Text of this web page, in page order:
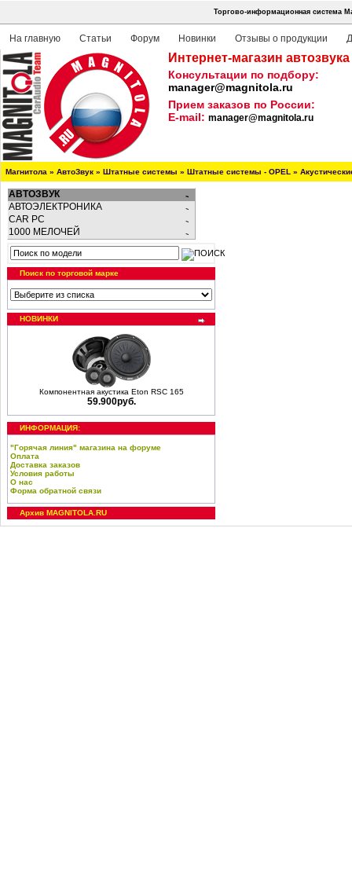
Торгово-информационная система
На главную Статьи Форум Новинки Отзывы о продукции
Интернет-магазин
Консультации по подбору:
manager@magnitola.ru
Прием заказов по России:
E-mail: manager@magnitola.ru
Магнитола » АвтоЗвук » Штатные системы » Штатные системы - OPEL »
АВТОЗВУК
АВТОЭЛЕКТРОНИКА
CAR PC
1000 МЕЛОЧЕЙ
Поиск по торговой марке
НОВИНКИ
Компонентная акустика Eton RSC 165
59.900руб.
ИНФОРМАЦИЯ:
"Горячая линия" магазина на форуме
Оплата
Доставка заказов
Условия работы
О нас
Форма обратной связи
Архив MAGNITOLA.RU